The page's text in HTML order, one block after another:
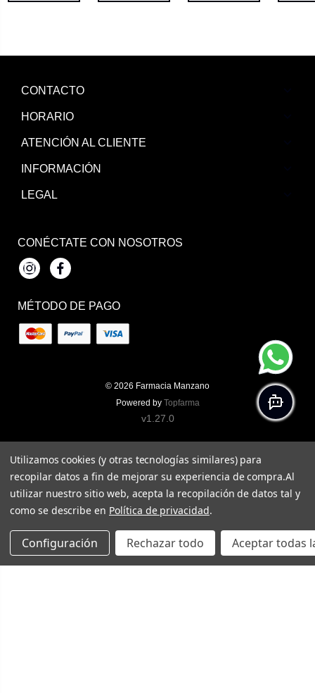
CONTACTO
HORARIO
ATENCIÓN AL CLIENTE
INFORMACIÓN
LEGAL
CONÉCTATE CON NOSOTROS
InstagramFacebook
MÉTODO DE PAGO
© 2026 Farmacia Manzano
Powered by Topfarma
v1.27.0
Utilizamos cookies (y otras tecnologías similares) para
recopilar datos a fin de mejorar su experiencia de compra.Al
utilizar nuestro sitio web, acepta la recopilación de datos tal y
como se describe en Política de privacidad.
Configuración Rechazar todo Aceptar todas